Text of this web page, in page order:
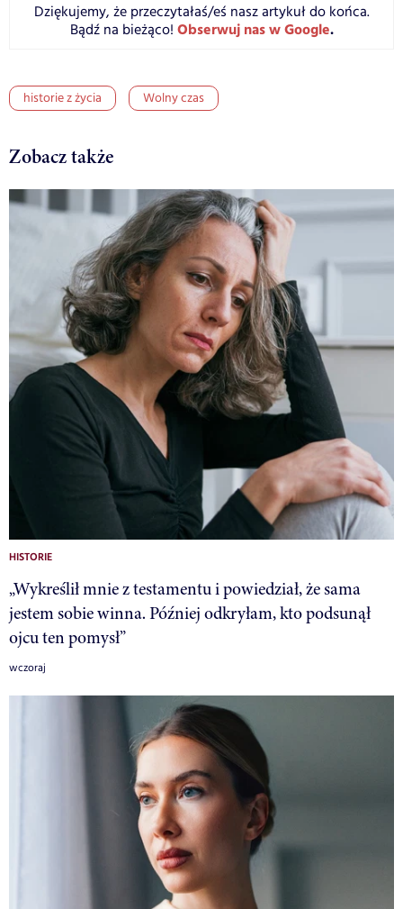
Dziękujemy, że przeczytałaś/eś nasz artykuł do końca.
Bądź na bieżąco! Obserwuj nas w Google.
historie z życia Wolny czas
Zobacz także
HISTORIE
„Wykreślił mnie z testamentu i powiedział, że sama
jestem sobie winna. Później odkryłam, kto podsunął
ojcu ten pomysł”
wczoraj